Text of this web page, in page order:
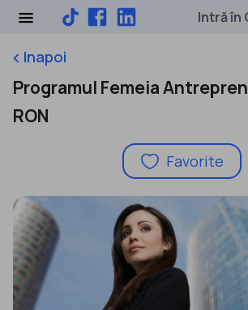
Intră în
keyboard_arrow_leftInapoi
Programul Femeia
RON
Favorite